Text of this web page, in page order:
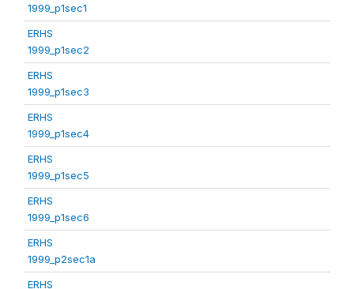
1999_p1sec1
ERHS
1999_p1sec2
ERHS
1999_p1sec3
ERHS
1999_p1sec4
ERHS
1999_p1sec5
ERHS
1999_p1sec6
ERHS
1999_p2sec1a
ERHS